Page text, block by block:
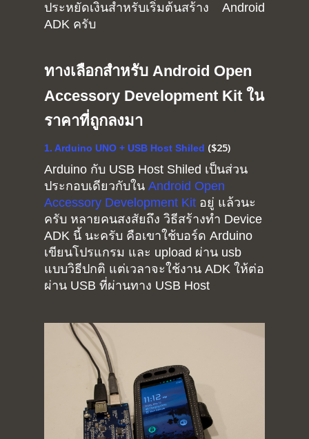
ประหยัดเงินสำหรับเริ่มต้นสร้าง Android
ADK ครับ
ทางเลือกสำหรับ Android Open
Accessory Development Kit ใน
ราคาที่ถูกลงมา
1. Arduino UNO + USB Host Shiled ($25)
Arduino กับ USB Host Shiled เป็นส่วน
ประกอบเดียวกับใน Android Open
Accessory Development Kit อยู่ แล้วนะ
ครับ หลายคนสงสัยถึง วิธีสร้างทำ Device
ADK นี้ นะครับ คือเขาใช้บอร์ด Arduino
เขียนโปรแกรม และ upload ผ่าน usb
แบบวิธีปกติ แต่เวลาจะใช้งาน ADK ให้ต่อ
ผ่าน USB ที่ผ่านทาง USB Host